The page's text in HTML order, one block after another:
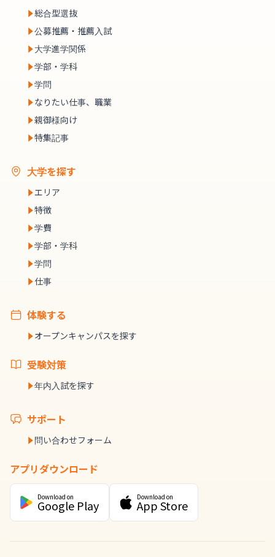
総合型選抜
公募推薦・推薦入試
大学進学関係
学部・学科
学問
なりたい仕事、職業
親御様向け
特集記事
大学を探す
エリア
特徴
学費
学部・学科
学問
仕事
体験する
オープンキャンパスを探す
受験対策
年内入試を探す
サポート
問い合わせフォーム
アプリダウンロード
Download on
Google Play
Download on
App Store